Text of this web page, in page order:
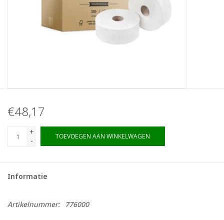
€48,17
+
-
TOEVOEGEN AAN WINKELWAGEN
Informatie
Artikelnummer: 776000